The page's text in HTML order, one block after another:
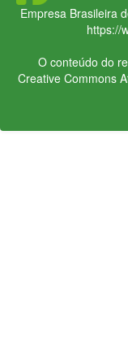
Empresa Brasileira
https://
O conteúdo do
Creative Commons